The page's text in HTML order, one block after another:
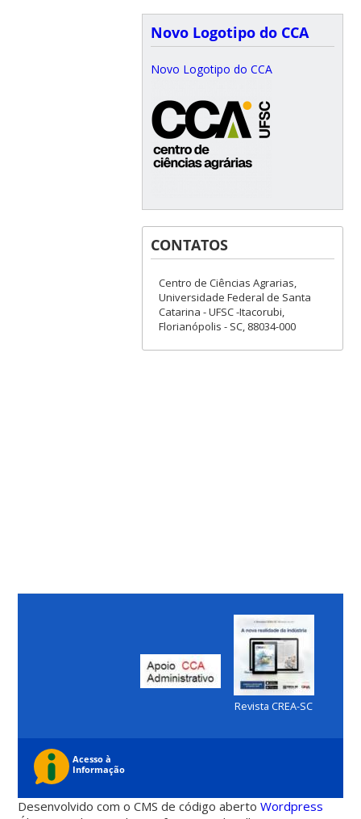
Novo Logotipo do CCA
Novo Logotipo do CCA
CONTATOS
Centro de Ciências Agrarias,
Universidade Federal de Santa
Catarina - UFSC -Itacorubi,
Florianópolis - SC, 88034-000
Revista CREA-SC
Desenvolvido com o CMS de código abertoWordpress